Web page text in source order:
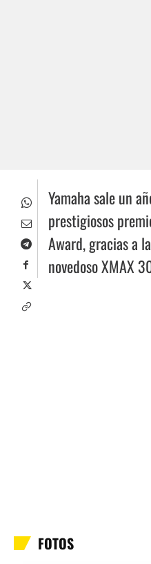
Yamaha sale un
prestigiosos
Award, gracias a
novedoso XMAX
FOTOS